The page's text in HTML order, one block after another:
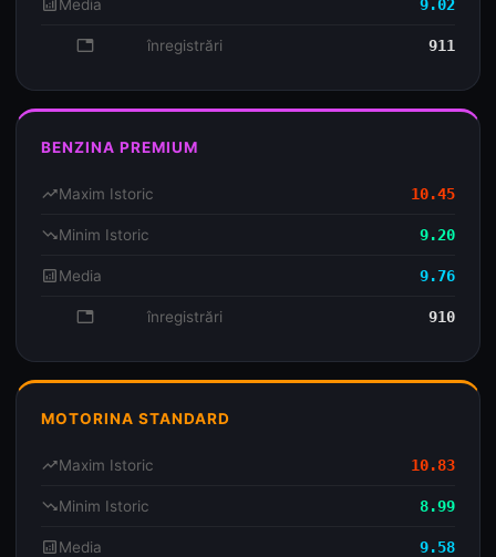
analyticsMedia 9.02
database înregistrări 911
BENZINA PREMIUM
trending_upMaxim Istoric 10.45
trending_downMinim Istoric 9.20
analyticsMedia 9.76
database înregistrări 910
MOTORINA STANDARD
trending_upMaxim Istoric 10.83
trending_downMinim Istoric 8.99
analyticsMedia 9.58